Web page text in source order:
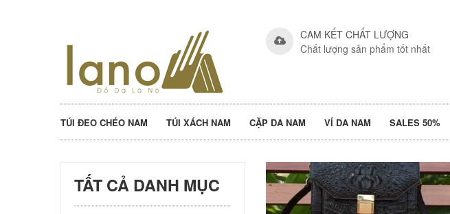
CAM KẾT CHẤT LƯỢNG
Chất lượng sản phẩm tốt nhất
TÚI ĐEO CHÉO NAM TÚI XÁCH NAM CẶP DA NAM VÍ DA NAM SALES 50%
TẤT CẢ DANH MỤC